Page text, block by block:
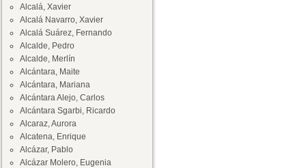
Alcalá, Xavier
Alcalá Navarro, Xavier
Alcalá Suárez, Fernando
Alcalde, Pedro
Alcalde, Merlín
Alcántara, Maite
Alcántara, Mariana
Alcántara Alejo, Carlos
Alcántara Sgarbi, Ricardo
Alcaraz, Aurora
Alcatena, Enrique
Alcázar, Pablo
Alcázar Molero, Eugenia